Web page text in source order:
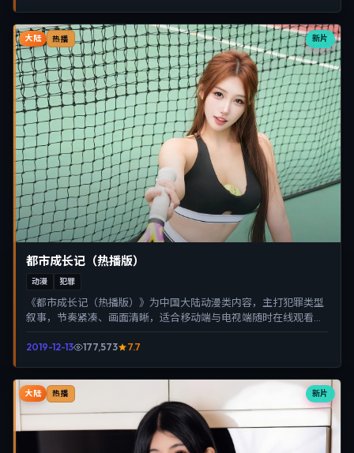
新片
大陆 热播
都市成长记（热播版）
动漫 犯罪
《都市成长记（热播版）》为中国大陆动漫类内容，主打犯罪类型
叙事，节奏紧凑、画面清晰，适合移动端与电视端随时在线观看，
2019-12-13 177,573 7.7
新片
大陆 热播